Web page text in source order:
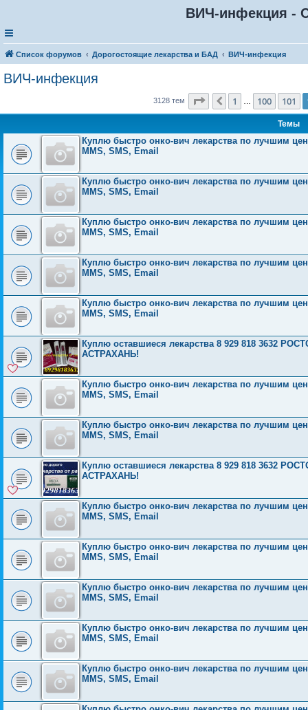
ВИЧ-инфекция -
Список форумов Дорогостоящие лекарства и БАД ВИЧ-инфекция
ВИЧ-инфекция
3128 тем Страница 102из 126
Пред.
1 100 101
Темы
Куплю быстро онко-вич лекарства по лучшим
MMS, SMS, Email
Куплю быстро онко-вич лекарства по лучшим
MMS, SMS, Email
Куплю быстро онко-вич лекарства по лучшим
MMS, SMS, Email
Куплю быстро онко-вич лекарства по лучшим
MMS, SMS, Email
Куплю быстро онко-вич лекарства по лучшим
MMS, SMS, Email
Куплю оставшиеся лекарства 8 929 818 3632
АСТРАХАНЬ!
Куплю быстро онко-вич лекарства по лучшим
MMS, SMS, Email
Куплю быстро онко-вич лекарства по лучшим
MMS, SMS, Email
Куплю оставшиеся лекарства 8 929 818 3632
АСТРАХАНЬ!
Куплю быстро онко-вич лекарства по лучшим
MMS, SMS, Email
Куплю быстро онко-вич лекарства по лучшим
MMS, SMS, Email
Куплю быстро онко-вич лекарства по лучшим
MMS, SMS, Email
Куплю быстро онко-вич лекарства по лучшим
MMS, SMS, Email
Куплю быстро онко-вич лекарства по лучшим
MMS, SMS, Email